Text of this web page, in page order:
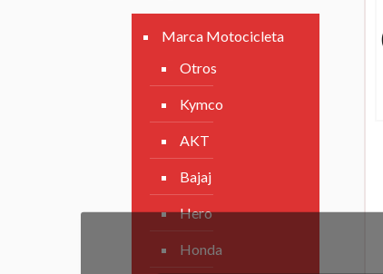
Marca Motocicleta
Otros
Kymco
AKT
Bajaj
Hero
Honda